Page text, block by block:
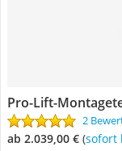
Pro-Lift-
2
ab 2.039,00 € (